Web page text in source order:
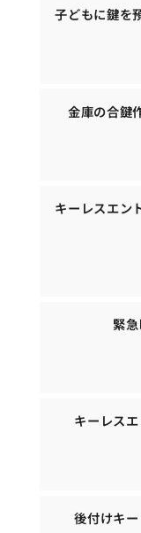
子どもに鍵を
金庫の合鍵
キーレスエン
緊
キーレス
後付けキ